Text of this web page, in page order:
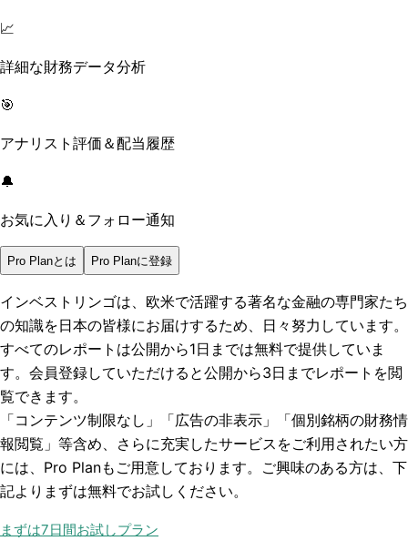
📈
詳細な財務データ分析
🎯
アナリスト評価＆配当履歴
🔔
お気に入り＆フォロー通知
Pro Planとは Pro Planに登録
インベストリンゴは、欧米で活躍する著名な金融の専門家たち
の知識を日本の皆様にお届けするため、日々努力しています。
すべてのレポートは公開から1日までは無料で提供していま
す。会員登録していただけると公開から3日までレポートを閲
覧できます。
「コンテンツ制限なし」「広告の非表示」「個別銘柄の財務情
報閲覧」 等含め、さらに充実したサービスをご利用されたい方
には、Pro Planもご用意しております。ご興味のある方は、下
記よりまずは無料でお試しください。
まずは7日間お試しプラン